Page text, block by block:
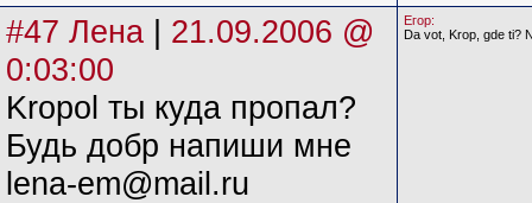
#47 Лена | 21.09.2006 @
0:03:00
Kropol ты куда пропал?
Будь добр напиши мне
lena-em@mail.ru
Егор:
Da vot, Krop, gde ti?